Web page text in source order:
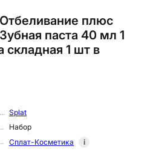
плюс
паста 40 мл 1
складная 1 шт в
Splat
Набор
Сплат-Косметика
i